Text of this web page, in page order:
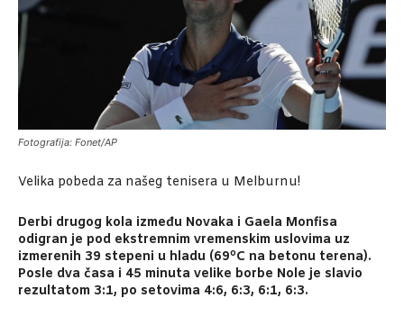
Fotografija: Fonet/AP
Velika pobeda za našeg tenisera u Melburnu!
Derbi drugog kola između Novaka i Gaela Monfisa
odigran je pod ekstremnim vremenskim uslovima uz
izmerenih 39 stepeni u hladu (69oC na betonu terena).
Posle dva časa i 45 minuta velike borbe Nole je slavio
rezultatom 3:1, po setovima 4:6, 6:3, 6:1, 6:3.